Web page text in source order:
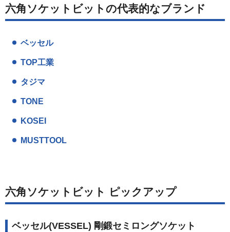
六角ソケットビットの代表的なブランド
ベッセル
TOP工業
タジマ
TONE
KOSEI
MUSTTOOL
六角ソケットビット ピックアップ
ベッセル(VESSEL) 剛鍛セミロングソケット